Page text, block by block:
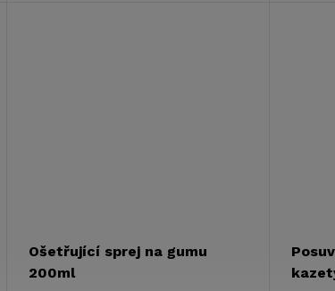
Ošetřující sprej na gumu
200ml